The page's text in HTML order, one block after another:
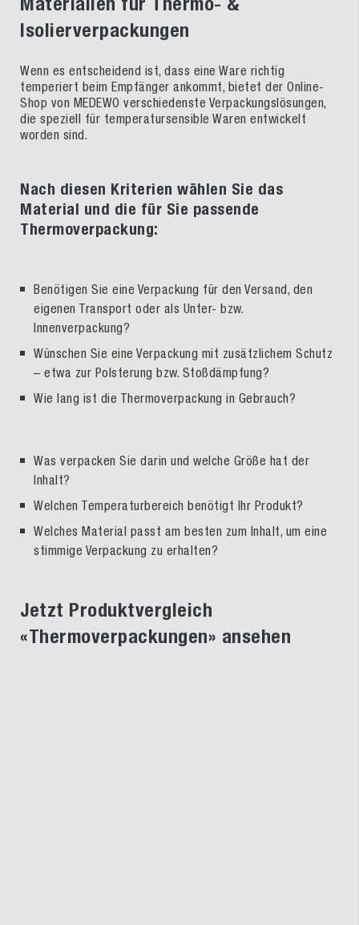
Isolierverpackungen
Wenn es entscheidend ist, dass eine Ware richtig
temperiert beim Empfänger ankommt, bietet der Online-
Shop von MEDEWO verschiedenste Verpackungslösungen,
die speziell für temperatursensible Waren entwickelt
worden sind.
Nach diesen Kriterien wählen Sie das
Material und die für Sie passende
Thermoverpackung:
Benötigen Sie eine Verpackung für den Versand, den
eigenen Transport oder als Unter- bzw.
Innenverpackung?
Wünschen Sie eine Verpackung mit zusätzlichem Schutz
– etwa zur Polsterung bzw. Stoßdämpfung?
Wie lang ist die Thermoverpackung in Gebrauch?
Was verpacken Sie darin und welche Größe hat der
Inhalt?
Welchen Temperaturbereich benötigt Ihr Produkt?
Welches Material passt am besten zum Inhalt, um eine
stimmige Verpackung zu erhalten?
Jetzt Produktvergleich
«Thermoverpackungen» ansehen